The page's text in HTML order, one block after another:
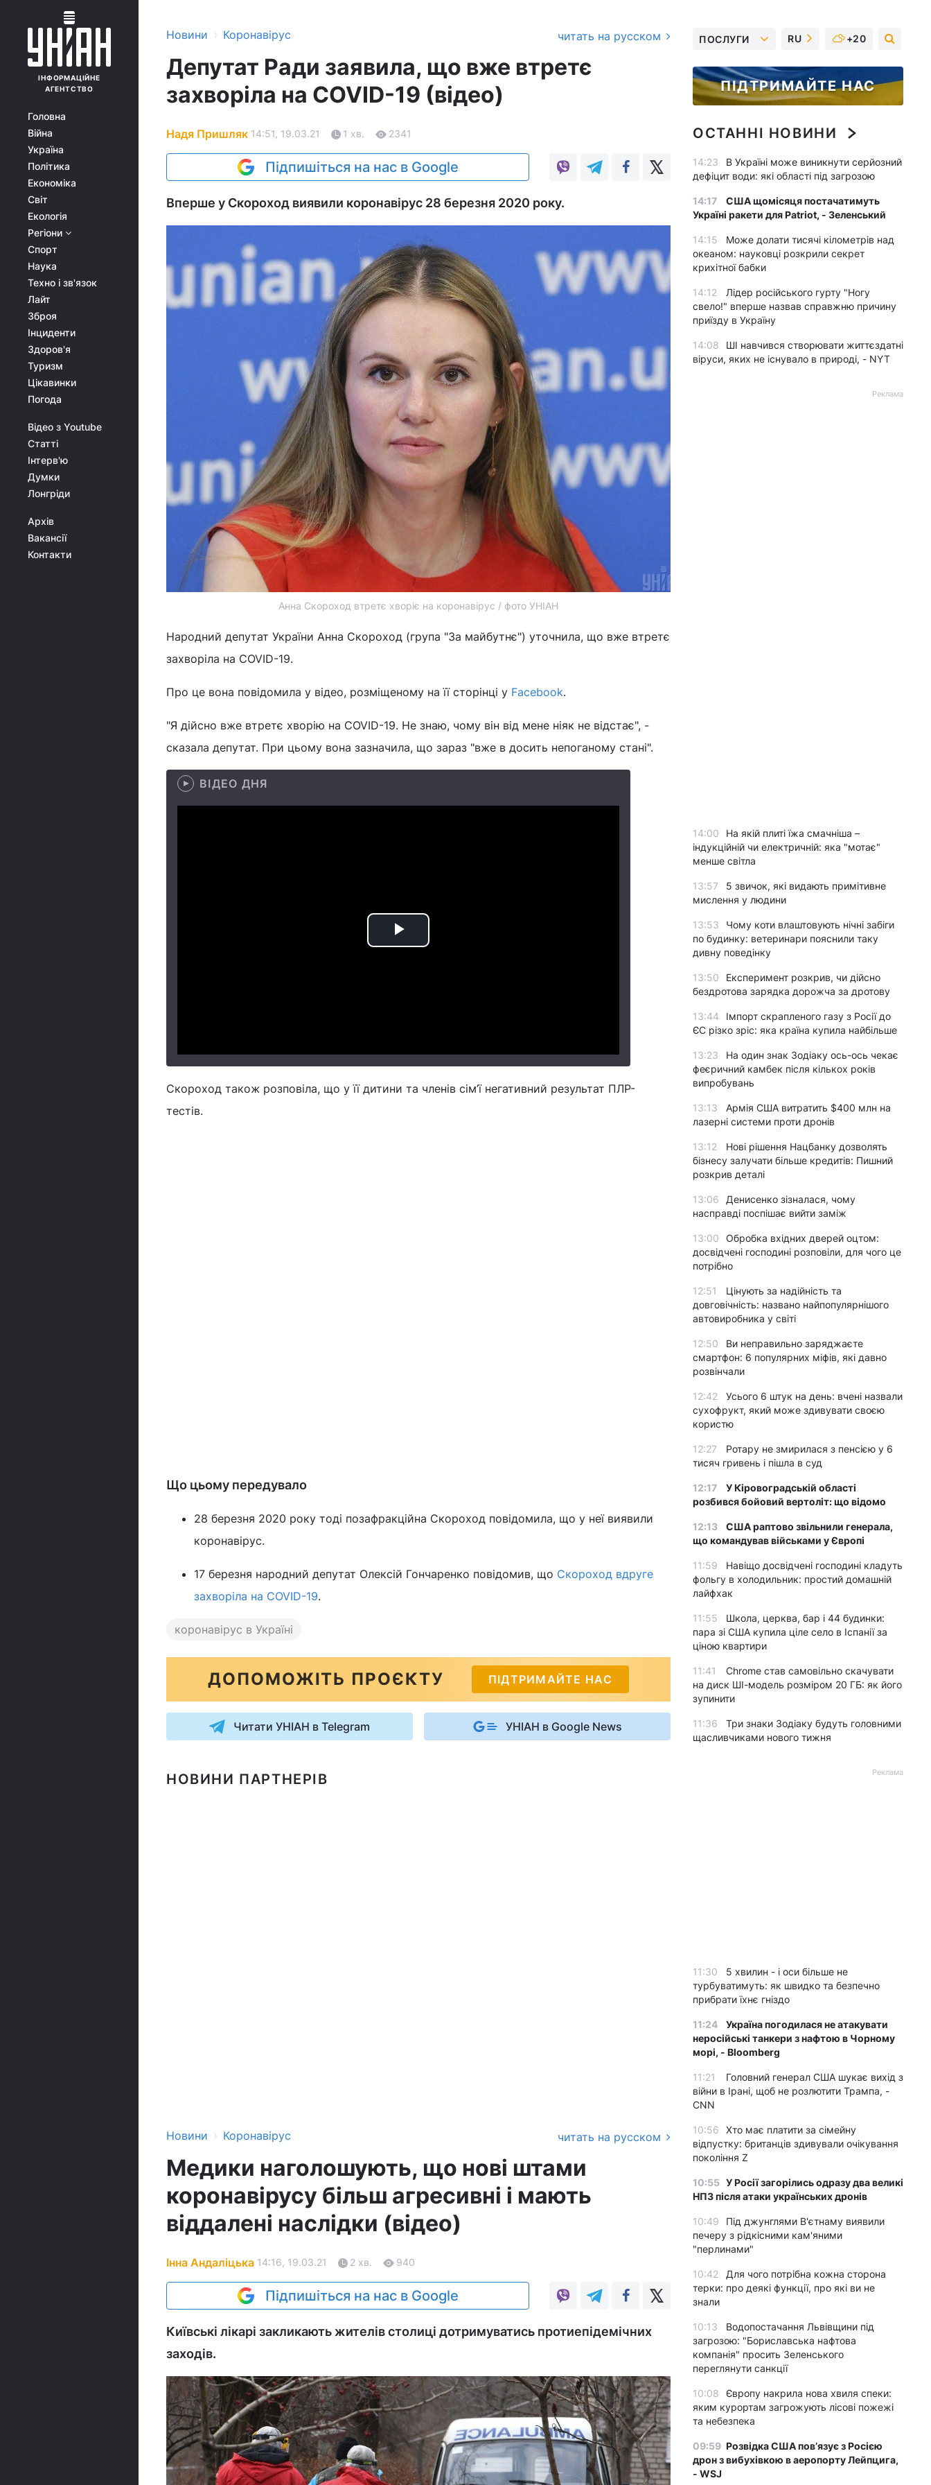
ІНФОРМАЦІЙНЕ
АГЕНТСТВО
Головна
Війна
Україна
Політика
Економіка
Світ
Екологія
Регіони
Спорт
Наука
Техно і зв'язок
Лайт
Зброя
Інциденти
Здоров'я
Туризм
Цікавинки
Погода
Відео з Youtube
Статті
Інтерв'ю
Думки
Лонгріди
Архів
Вакансії
Контакти
Новини › Коронавірус читать на русском
Депутат Ради заявила, що вже втретє
захворіла на COVID-19 (відео)
Надя Пришляк 14:51, 19.03.21 1 хв. 2341
Підпишіться на нас в Google
Вперше у Скороход виявили коронавірус 28 березня 2020 року.
Анна Скороход втретє хворіє на коронавірус / фото УНІАН
Народний депутат України Анна Скороход (група "За майбутнє") уточнила, що вже втретє
захворіла на COVID-19.
Про це вона повідомила у відео, розміщеному на її сторінці у Facebook.
"Я дійсно вже втретє хворію на COVID-19. Не знаю, чому він від мене ніяк не відстає", -
сказала депутат. При цьому вона зазначила, що зараз "вже в досить непоганому стані".
ВІДЕО ДНЯ
Play
Скороход також розповіла, що у її дитини та членів сім’ї негативний результат ПЛР-
тестів.
Що цьому передувало
28 березня 2020 року тоді позафракційна Скороход повідомила, що у неї виявили
коронавірус.
17 березня народний депутат Олексій Гончаренко повідомив, що Скороход вдруге
захворіла на COVID-19.
коронавірус в Україні
ДОПОМОЖІТЬ ПРОЄКТУ ПІДТРИМАЙТЕ НАС
Читати УНІАН в Telegram УНІАН в Google News
НОВИНИ ПАРТНЕРІВ
Новини › Коронавірус читать на русском
Медики наголошують, що нові штами
коронавірусу більш агресивні і мають
віддалені наслідки (відео)
Інна Андаліцька 14:16, 19.03.21 2 хв. 940
Підпишіться на нас в Google
Київські лікарі закликають жителів столиці дотримуватись протиепідемічних
заходів.
ПОСЛУГИ RU +20
ПІДТРИМАЙТЕ НАС
ОСТАННІ НОВИНИ
14:23
В Україні може виникнути серйозний
дефіцит води: які області під загрозою
14:17
США щомісяця постачатимуть
Україні ракети для Patriot, - Зеленський
14:15
Може долати тисячі кілометрів над
океаном: науковці розкрили секрет
крихітної бабки
14:12
Лідер російського гурту "Ногу
свело!" вперше назвав справжню причину
приїзду в Україну
14:08
ШІ навчився створювати життєздатні
віруси, яких не існувало в природі, - NYT
Реклама
14:00
На якій плиті їжа смачніша –
індукційній чи електричній: яка "мотає"
менше світла
13:57
5 звичок, які видають примітивне
мислення у людини
13:53
Чому коти влаштовують нічні забіги
по будинку: ветеринари пояснили таку
дивну поведінку
13:50
Експеримент розкрив, чи дійсно
бездротова зарядка дорожча за дротову
13:44
Імпорт скрапленого газу з Росії до
ЄС різко зріс: яка країна купила найбільше
13:23
На один знак Зодіаку ось-ось чекає
феєричний камбек після кількох років
випробувань
13:13
Армія США витратить $400 млн на
лазерні системи проти дронів
13:12
Нові рішення Нацбанку дозволять
бізнесу залучати більше кредитів: Пишний
розкрив деталі
13:06
Денисенко зізналася, чому
насправді поспішає вийти заміж
13:00
Обробка вхідних дверей оцтом:
досвідчені господині розповіли, для чого це
потрібно
12:51
Цінують за надійність та
довговічність: названо найпопулярнішого
автовиробника у світі
12:50
Ви неправильно заряджаєте
смартфон: 6 популярних міфів, які давно
розвінчали
12:42
Усього 6 штук на день: вчені назвали
сухофрукт, який може здивувати своєю
користю
12:27
Ротару не змирилася з пенсією у 6
тисяч гривень і пішла в суд
12:17
У Кіровоградській області
розбився бойовий вертоліт: що відомо
12:13
США раптово звільнили генерала,
що командував військами у Європі
11:59
Навіщо досвідчені господині кладуть
фольгу в холодильник: простий домашній
лайфхак
11:55
Школа, церква, бар і 44 будинки:
пара зі США купила ціле село в Іспанії за
ціною квартири
11:41
Chrome став самовільно скачувати
на диск ШІ-модель розміром 20 ГБ: як його
зупинити
11:36
Три знаки Зодіаку будуть головними
щасливчиками нового тижня
Реклама
11:30
5 хвилин - і оси більше не
турбуватимуть: як швидко та безпечно
прибрати їхнє гніздо
11:24
Україна погодилася не атакувати
неросійські танкери з нафтою в Чорному
морі, - Bloomberg
11:21
Головний генерал США шукає вихід з
війни в Ірані, щоб не розлютити Трампа, -
CNN
10:56
Хто має платити за сімейну
відпустку: британців здивували очікування
покоління Z
10:55 У Росії загорілись одразу два великі
НПЗ після атаки українських дронів
10:49
Під джунглями В'єтнаму виявили
печеру з рідкісними кам'яними
"перлинами"
10:42
Для чого потрібна кожна сторона
терки: про деякі функції, про які ви не
знали
10:13
Водопостачання Львівщини під
загрозою: "Бориславська нафтова
компанія" просить Зеленського
переглянути санкції
10:08
Європу накрила нова хвиля спеки:
яким курортам загрожують лісові пожежі
та небезпека
09:59 Розвідка США пов’язує з Росією
дрон з вибухівкою в аеропорту Лейпцига,
- WSJ